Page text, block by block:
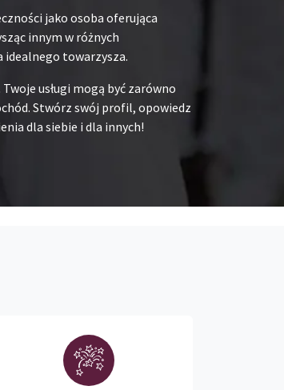
jako osoba oferująca
innym w różnych
idealnego towarzysza.
usługi mogą być zarówno
Stwórz swój profil, opowiedz
dla siebie i dla innych!